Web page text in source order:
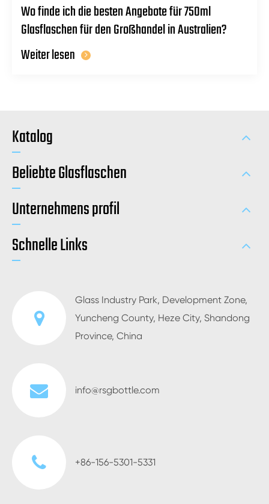
Wo finde ich die besten Angebote für 750ml
Glasflaschen für den Großhandel in Australien?
Weiter lesen
Katalog
Beliebte Glasflaschen
Unternehmens profil
Schnelle Links
Glass Industry Park, Development Zone,
Yuncheng County, Heze City, Shandong
Province, China
info@rsgbottle.com
+86-156-5301-5331